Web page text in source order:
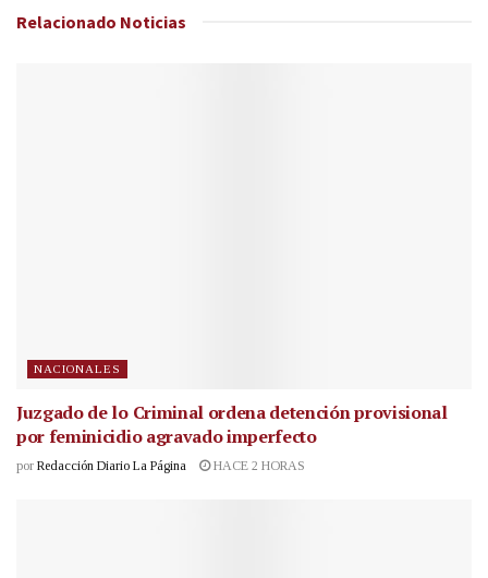
Relacionado Noticias
NACIONALES
Juzgado de lo Criminal ordena detención provisional
por feminicidio agravado imperfecto
por Redacción Diario La Página HACE 2 HORAS